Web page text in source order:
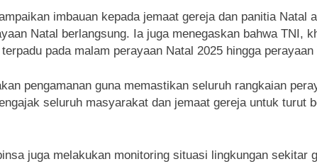
imbauan kepada jemaat gereja dan panitia Natal
Natal berlangsung. Ia juga menegaskan bahwa TNI,
pada malam perayaan Natal 2025 hingga perayaan
pengamanan guna memastikan seluruh rangkaian
seluruh masyarakat dan jemaat gereja untuk turut
juga melakukan monitoring situasi lingkungan sekitar